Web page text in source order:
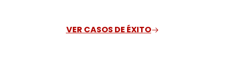
VER CASOS DE ÉXITO